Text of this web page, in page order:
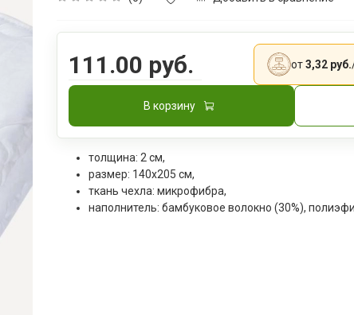
111.00 руб. от3,32 руб.
В корзину
толщина: 2 см,
размер: 140x205 см,
ткань чехла: микрофибра,
наполнитель: бамбуковое волокно (30%),